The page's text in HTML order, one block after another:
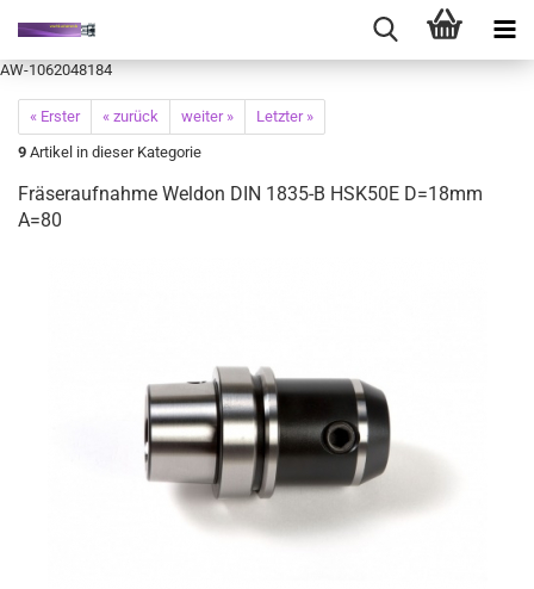
AW-1062048184
« Erster « zurück weiter »
Letzter »
9 Artikel in dieser Kategorie
Fräseraufnahme Weldon DIN 1835-B HSK50E D=18mm
A=80